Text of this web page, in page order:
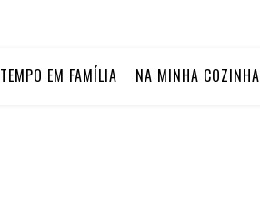
TEMPO EM FAMÍLIA NA MINHA COZINHA